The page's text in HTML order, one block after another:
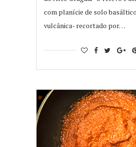
com planície de solo
vulcânica- recortado por…